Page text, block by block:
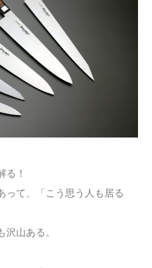
る！
って、「こう思う人も居る
山ある。